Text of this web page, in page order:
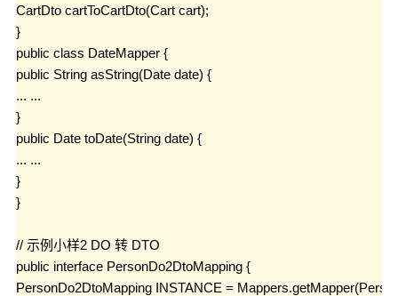
CartDto cartToCartDto(Cart cart);
}
public class DateMapper {
public String asString(Date date) {
... ...
}
public Date toDate(String date) {
... ...
}
}
// 示例小样2 DO 转 DTO
public interface PersonDo2DtoMapping {
PersonDo2DtoMapping INSTANCE =